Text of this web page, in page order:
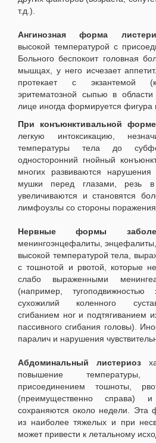
т.д.).
Ангинозная форма
высокой температурой с
Больного беспокоит головная
мышцах, у него исчезает
протекает с экзантемой
эритематозной сыпью в
лице иногда формируется фигура
При конъюнктивальной форме
легкую интоксикацию,
температуры тела до
односторонний гнойный
многих развиваются нарушения
мушки перед глазами, резь
увеличиваются и становятся
лимфоузлы со стороны
Нервные формы
менингоэнцефалиты,
высокой температурой тела,
с тошнотой и рвотой, которые
слабо выраженными
(например,
сухожилий коленного
сгибанием ног и подтягиванием
пассивного сгибания головы).
паралич и нарушения
Абдоминальный листериоз
повышение
присоединением тошноты,
(преимущественно справа)
сохраняются около недели. Эта
из наиболее тяжелых и при
может привести к летальному